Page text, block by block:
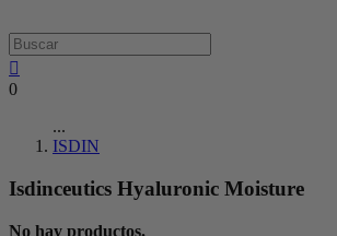
0
...
ISDIN
Isdinceutics Hyaluronic Moisture
No hay productos.